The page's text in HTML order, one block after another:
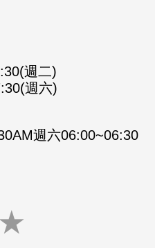
週二)
週六)
週六06:00~06:30
★